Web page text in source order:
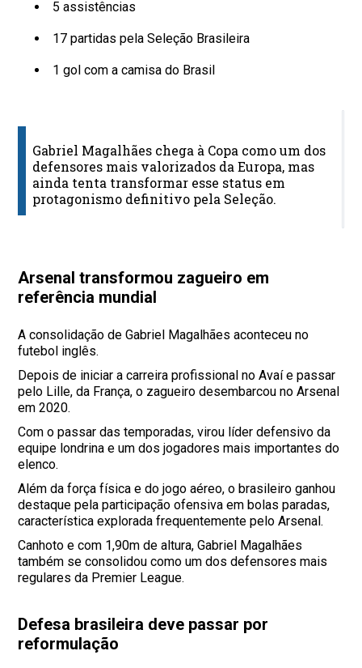
5 assistências
17 partidas pela Seleção Brasileira
1 gol com a camisa do Brasil
Gabriel Magalhães chega à Copa como um dos
defensores mais valorizados da Europa, mas
ainda tenta transformar esse status em
protagonismo definitivo pela Seleção.
Arsenal transformou zagueiro em
referência mundial
A consolidação de Gabriel Magalhães aconteceu no
futebol inglês.
Depois de iniciar a carreira profissional no Avaí e passar
pelo Lille, da França, o zagueiro desembarcou no Arsenal
em 2020.
Com o passar das temporadas, virou líder defensivo da
equipe londrina e um dos jogadores mais importantes do
elenco.
Além da força física e do jogo aéreo, o brasileiro ganhou
destaque pela participação ofensiva em bolas paradas,
característica explorada frequentemente pelo Arsenal.
Canhoto e com 1,90m de altura, Gabriel Magalhães
também se consolidou como um dos defensores mais
regulares da Premier League.
Defesa brasileira deve passar por
reformulação